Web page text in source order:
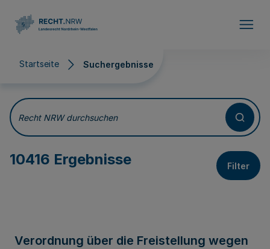
Startseite Suchergebnisse
Suchergebnisse
Recht NRW durchsuchen
10416 Ergebnisse Filter
Verordnung über die Freistellung wegen